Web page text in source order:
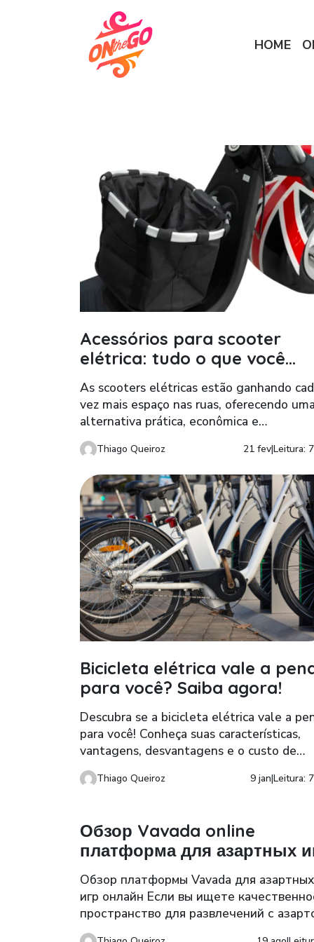
HOME
Acessórios para scooter
elétrica: tudo o que você
precisa
As scooters elétricas estão ganhando
vez mais espaço nas ruas, oferecendo uma
alternativa prática, econômica e
ecologicamente correta para o transporte
urbano. Além da mobilidade sustentável,
esses veículos oferecem uma série de
vantagens que tornam a vida na cidade
conveniente. Mas você sabe quais são os
acessórios para scooter elétrica
indispensáveis para que […]
Thiago Queiroz 21 fev|Leitura:
Bicicleta elétrica vale a
para você? Saiba agora!
Descubra se a bicicleta elétrica vale a
para você! Conheça suas características,
vantagens, desvantagens e o custo de
manutenção.
Thiago Queiroz 9 jan|Leitura:
Обзор Vavada online
платформа для азартных
Обзор платформы Vavada для азартных
игр онлайн Если вы ищете
пространство для развлечений с
стоит обратить внимание на настоящие